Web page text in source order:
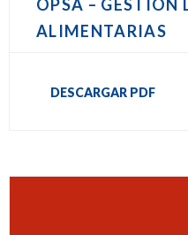
OPSA – GESTIÓN
ALIMENTARIAS
DESCARGAR PDF